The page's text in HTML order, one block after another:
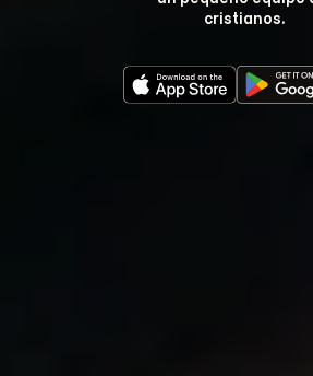
cristianos.